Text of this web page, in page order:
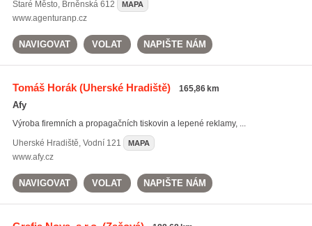
Staré Město, Brněnská 612 MAPA
www.agenturanp.cz
NAVIGOVAT VOLAT NAPIŠTE NÁM
Tomáš Horák(Uherské Hradiště) 165,86 km
Afy
Výroba firemních a propagačních tiskovin a lepené reklamy, ...
Uherské Hradiště, Vodní 121 MAPA
www.afy.cz
NAVIGOVAT VOLAT NAPIŠTE NÁM